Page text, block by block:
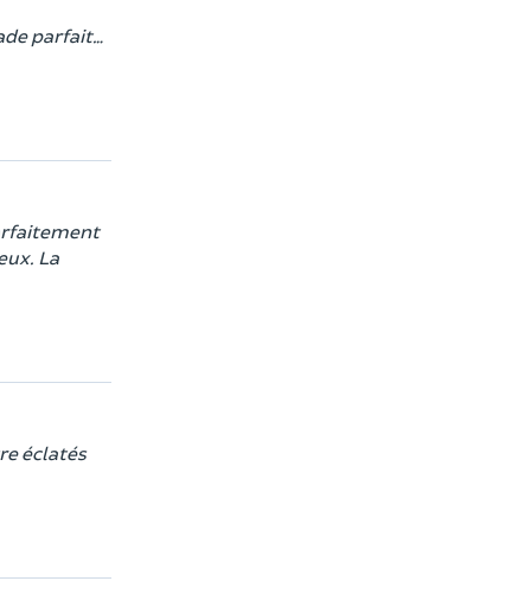
parfait…
La
éclatés